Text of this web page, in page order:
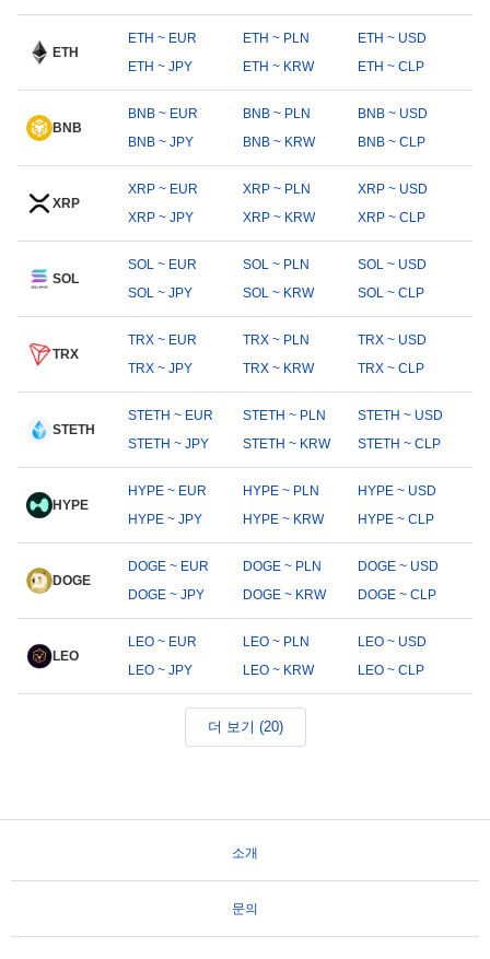
ETH
ETH ~ EUR ETH ~ PLN
ETH ~ USD
ETH ~ JPY
ETH ~ KRW ETH ~ CLP
BNB
BNB ~ EUR BNB ~ PLN
BNB ~ USD
BNB ~ JPY
BNB ~ KRW BNB ~ CLP
XRP
XRP ~ EUR XRP ~ PLN
XRP ~ USD
XRP ~ JPY
XRP ~ KRW XRP ~ CLP
SOL
SOL ~ EUR SOL ~ PLN
SOL ~ USD
SOL ~ JPY
SOL ~ KRW SOL ~ CLP
TRX
TRX ~ EUR TRX ~ PLN
TRX ~ USD
TRX ~ JPY
TRX ~ KRW TRX ~ CLP
STETH
STETH ~ EUR STETH ~ PLN
STETH ~ USD
STETH ~ JPY
STETH ~ KRW STETH ~ CLP
HYPE
HYPE ~ EUR HYPE ~ PLN
HYPE ~ USD
HYPE ~ JPY
HYPE ~ KRW HYPE ~ CLP
DOGE
DOGE ~ EUR DOGE ~ PLN
DOGE ~ USD
DOGE ~ JPY
DOGE ~ KRW DOGE ~ CLP
LEO
LEO ~ EUR LEO ~ PLN
LEO ~ USD
LEO ~ JPY
LEO ~ KRW LEO ~ CLP
더 보기 (20)
소개
문의